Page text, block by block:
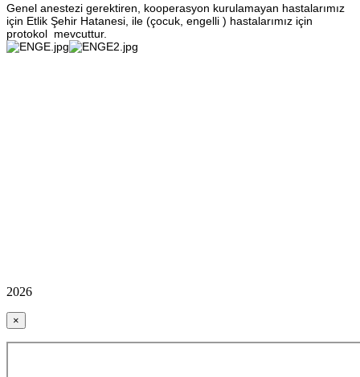
Genel anestezi gerektiren, kooperasyon kurulamayan hastalarımız
için Etlik Şehir Hatanesi, ile (çocuk, engelli ) hastalarımız için
protokol mevcuttur.
2026
×